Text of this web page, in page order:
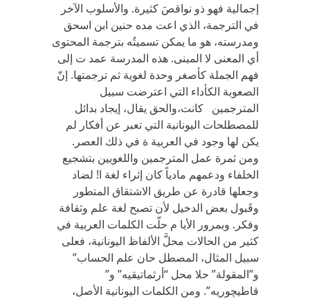
إجمالية فهو ذو نواقصَ كثيرة‏. ‬والأسلوب الآخر
في‏ ‬الترجمة،‏ ‬الذي‏ ‬اعت مده حنين ابن اسحق
ومدرسته،‏ ‬هو ما‏ ‬يمكن تسميتُه بترجمة المحتوى
أي‏ ‬المعنى لا المبنى‏. ‬هذه المدرسة عمد ت إلى
فهم الجملة كأصغر وحدة لغوية ثم ترجمتها‏. ‬إنّ‏
‬الصعوبة الكأداء التي‏ ‬اعترضت سبيل
المترجمين كانت،‏‬والحق‏ ‬يقال، إيجاد بدائل
للمصطلحات اليونانية التي‏ ‬تعبر عن أفكار لم‏
‬يكن لها وجود في‏ ‬العربية ة في‏ ‬ذلك العصر‏.
‬ومن ثمرة عمل المترجمين واللغويين بتشجيع
الخلفاء ودعمهم مادياً‏ ‬كان إثراء لغة ا! لضاد
وجعلها قادرة عن طريق الاشتقاق المتطور
وقَبول بعض الدخيل لأن تصبح لغة علم وثقافة
وفكر‏. ‬وبمرور الأيا م حلّت الكلمات العربية في‏
‬كثير من الحالات محلَّ الألفاظ اليونانية،‏ ‬فعلى
سبيل المثال،‏ ‬المصطل حان‏ علم الحساب‏”
‬و”المقولة‏” ‬حلا محل‏ “‬أرثماتيقيه‏” ‬و‏”
‬قاطيچوريه‏”. ‬ومن الكلمات اليونانية الأصل،‏